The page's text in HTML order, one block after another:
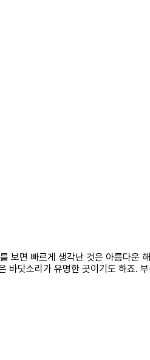
보면 빠르게 생각난 것은 아름다
바닷소리가 유명한 곳이기도 하죠.